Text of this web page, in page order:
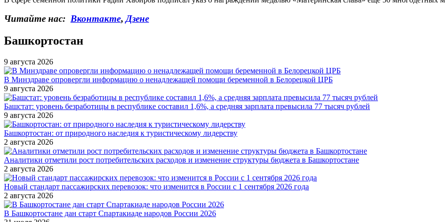
Читайте нас: Вконтакте,Дзене
Башкортостан
9 августа 2026
В Минздраве опровергли информацию о ненадлежащей помощи беременной в Белорецкой ЦРБ
9 августа 2026
Башстат: уровень безработицы в республике составил 1,6%, а средняя зарплата превысила 77 тысяч рублей
9 августа 2026
Башкортостан: от природного наследия к туристическому лидерству
2 августа 2026
Аналитики отметили рост потребительских расходов и изменение структуры бюджета в Башкортостане
2 августа 2026
Новый стандарт пассажирских перевозок: что изменится в России с 1 сентября 2026 года
2 августа 2026
В Башкортостане дан старт Спартакиаде народов России 2026